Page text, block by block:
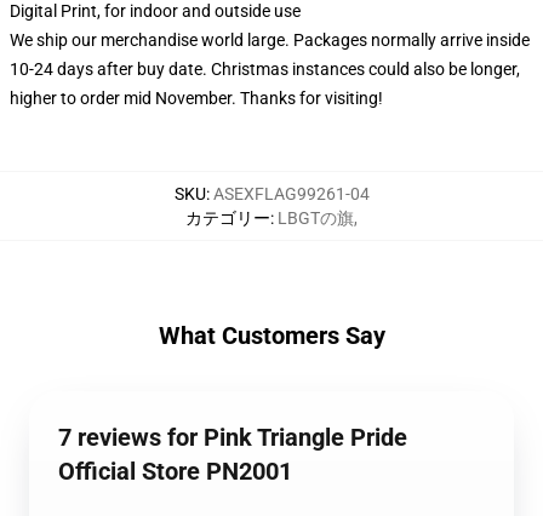
Digital Print, for indoor and outside use
We ship our merchandise world large. Packages normally arrive inside
10-24 days after buy date. Christmas instances could also be longer,
higher to order mid November. Thanks for visiting!
SKU:ASEXFLAG99261-04
カテゴリー: LBGTの旗,
What Customers Say
7 reviews for Pink Triangle Pride
Official Store PN2001